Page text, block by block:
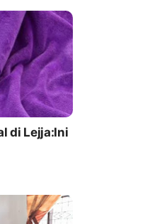
di Lejja:Ini